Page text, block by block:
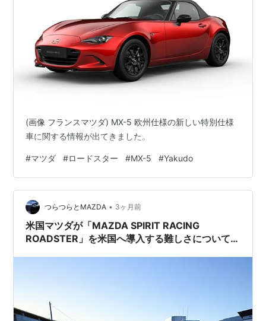
(画像 フランスマツダ) MX-5 欧州仕様の新しい特別仕様
車に関する情報が出てきました。
#マツダ #ロードスター #MX-5 #Yakudo
つらつらとMAZDA • 3ヶ月前
米国マツダが「MAZDA SPIRIT RACING
ROADSTER」を米国へ導入する難しさについてコ